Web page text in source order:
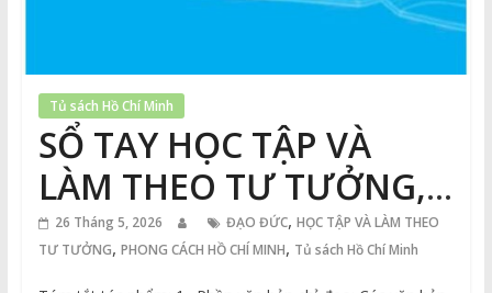
Tủ sách Hồ Chí Minh
SỔ TAY HỌC TẬP VÀ
LÀM THEO TƯ TƯỞNG,
ĐẠO ĐỨC, PHONG CÁCH
HỒ CHÍ MINH (Tái bản
26 Tháng 5, 2026 ĐẠO ĐỨC, HỌC TẬP VÀ LÀM THEO
TƯ TƯỞNG, PHONG CÁCH HỒ CHÍ MINH, Tủ sách Hồ Chí Minh